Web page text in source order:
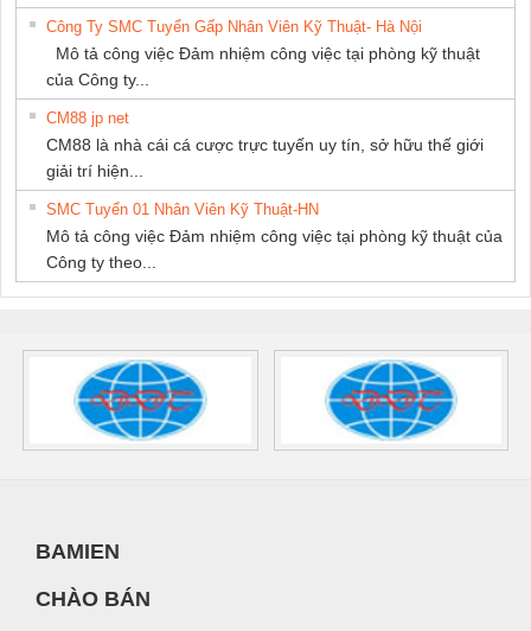
Công Ty SMC Tuyển Gấp Nhân Viên Kỹ Thuật- Hà Nội
Mô tả công việc Đảm nhiệm công việc tại phòng kỹ thuật
của Công ty...
CM88 jp net
CM88 là nhà cái cá cược trực tuyến uy tín, sở hữu thế giới
giải trí hiện...
SMC Tuyển 01 Nhân Viên Kỹ Thuật-HN
Mô tả công việc Đảm nhiệm công việc tại phòng kỹ thuật của
Công ty theo...
BAMIEN
CHÀO BÁN